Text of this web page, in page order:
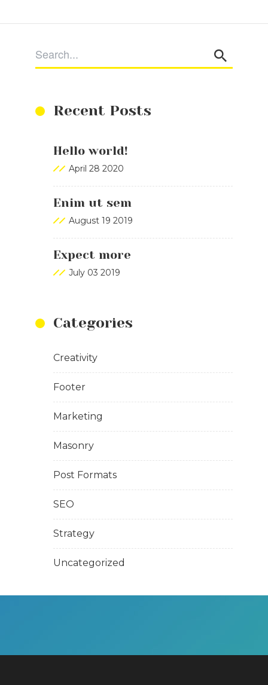
Recent Posts
Hello world!
April 28 2020
Enim ut sem
August 19 2019
Expect more
July 03 2019
Categories
Creativity
Footer
Marketing
Masonry
Post Formats
SEO
Strategy
Uncategorized